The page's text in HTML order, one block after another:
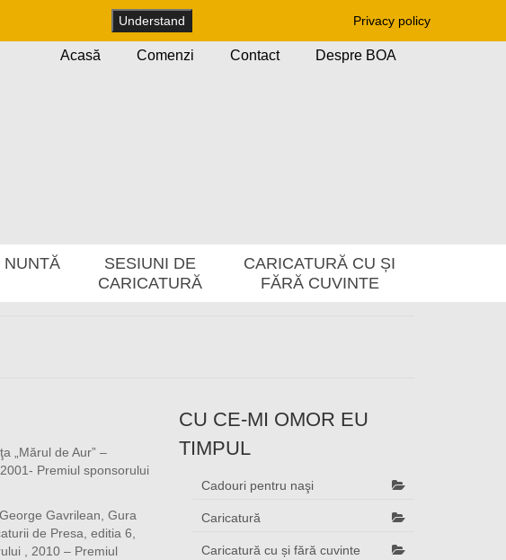
Acasă Comenzi Contact Despre BOA
NUNTĂ
SESIUNI DE
CARICATURĂ
CARICATURĂ CU ȘI
FĂRĂ CUVINTE
„Mărul de Aur” –
Premiul sponsorului
Gavrilean, Gura
de Presa, editia 6,
, 2010 – Premiul
CU CE-MI OMOR EU
TIMPUL
Cadouri pentru naşi
Caricatură
Caricatură cu și fără cuvinte
Understand Privacy policy